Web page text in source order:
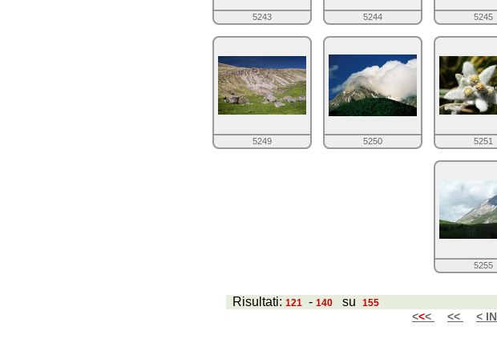
5243 5244 5245
5249 5250 5251
5255
Risultati: 121 - 140 su 155
<<< << <